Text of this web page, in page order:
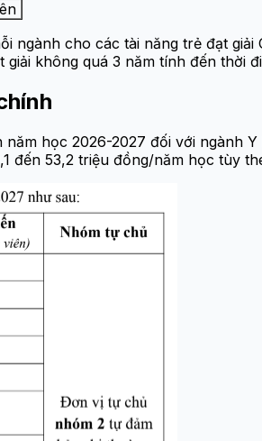
cho các tài năng trẻ đạt
không quá 3 năm tính đến thời
học 2026-2027 đối với ngành
đến 53,2 triệu đồng/năm học tùy